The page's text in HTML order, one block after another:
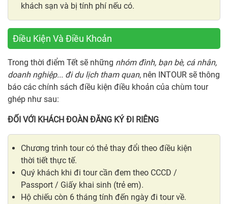
khách sạn và bị tính phí nếu có.
Điều Kiện Và Điều Khoản
Trong thời điểm Tết sẽ những nhóm đình, bạn bè, cá nhân,
doanh nghiệp... đi du lịch tham quan, nên INTOUR sẽ thông
báo các chính sách điều kiện điều khoản của chùm tour
ghép như sau:
ĐỐI VỚI KHÁCH ĐOÀN ĐĂNG KÝ ĐI RIÊNG
Chương trình tour có thẻ thay đổi theo điều kiện
thời tiết thực tế.
Quý khách khi đi tour cần đem theo CCCD /
Passport / Giấy khai sinh (trẻ em).
Hộ chiếu còn 6 tháng tính đến ngày đi tour về.